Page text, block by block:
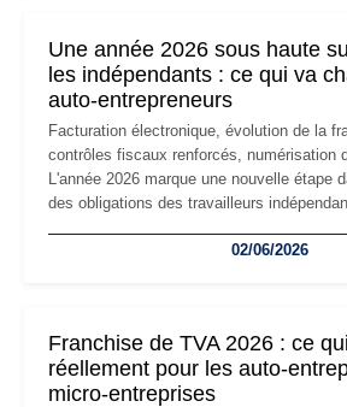
Une année 2026 sous haute
les indépendants : ce qui va
auto-entrepreneurs
Facturation électronique, évolution de la
contrôles fiscaux renforcés, numérisation
L'année 2026 marque une nouvelle étape
des obligations des travailleurs
les auto-entrepreneurs devront s'adapter à
02/06/2026
Franchise de TVA 2026 : ce
réellement pour les auto-
micro-entreprises